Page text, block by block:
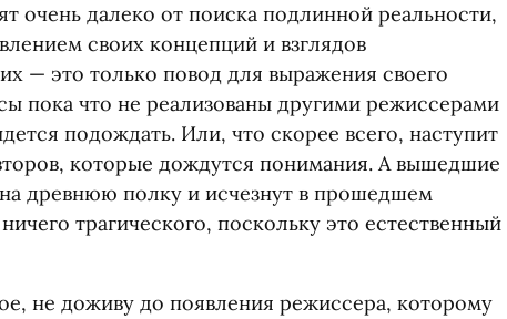
очень далеко от поиска подлинной реальности,
своих концепций и взглядов
— это только повод для выражения своего
пока что не реализованы другими режиссерами
подождать. Или, что скорее всего, наступит
которые дождутся понимания. А вышедшие
древнюю полку и исчезнут в прошедшем
трагического, поскольку это естественный
не доживу до появления режиссера, которому